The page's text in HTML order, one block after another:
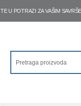
U POTRAZI ZA VAŠIM